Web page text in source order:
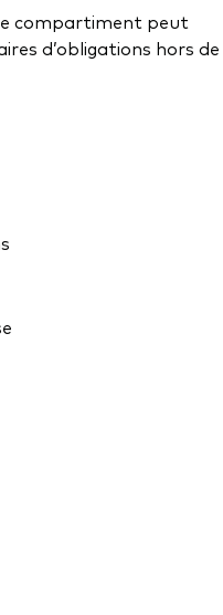
compartiment peut
d’obligations hors de